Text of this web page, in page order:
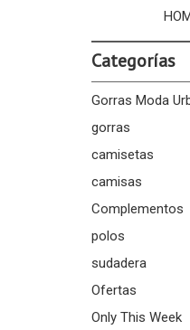
Categorías
Gorras Moda
gorras
camisetas
camisas
Complementos
polos
sudadera
Ofertas
Only This Week